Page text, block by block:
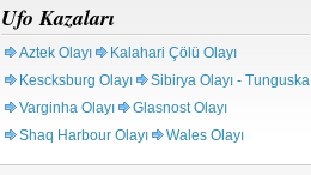
Ufo Kazaları
Aztek Olayı
Kalahari Çölü Olayı
Kescksburg Olayı
Sibirya Olayı - Tunguska
Varginha Olayı
Glasnost Olayı
Shaq Harbour Olayı
Wales Olayı